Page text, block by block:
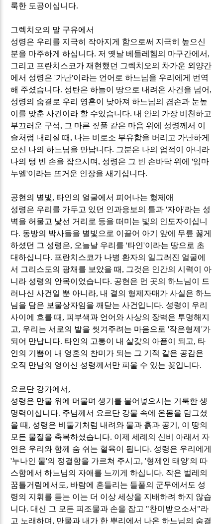
룩한 도공이십니다.
그렉치오의 말 구유에서
성령은 우리를 지극히 작아지게 함으로써 지극히 높으신
분을 마주하게 하십니다. 저 옛날 베들레헴의 마구간에서 ,
그리고 프란치스코가 재현했던 그렉치오의 차가운 외양간
에서 성령은'가난'이라는 언어로 하느님을 우리에게 번역
해 주셨습니다. 성탄은 하늘이 땅으로 내려온 사건을 넘어 ,
성령의 숨결로 우리 영혼이 낮아져 하느님의 겸손과 눈높
이를 맞춘 사건이라 할 수있습니다. 내 안의 가장 비천하고
부끄러운 구석, 그 마른 짚풀 같은 마음 위에 성령께서 이
슬처럼 내리실 때 , 나는 비로소 부유함을 버리고 가난하게
오신 나의 하느님을 만납니다. 그분은 나의 업적이 아니라
나의 텅 빈 손을 잡으시며 , 성령은 그 빈 손바닥 위에'임마
누엘'이라는 뜨거운 인장을 새기십니다.
공현의 별빛, 타인의 얼굴에서 피어나는 형제애
성령은 우리를 가두고 있던 인과응보의 틀과'자아'라는 성
벽을 허물고 낯선 거리로 등을 떠미는 빛의 인도자이십니
다. 동방의 박사들을 별빛으로 이끌어 아기 앞에 무릎 꿇게
하셨던 그 성령은, 오늘날 우리를'타인'이라는 땅으로 초
대하십니다. 프란치스코가 나병 환자의 일그러진 얼굴에
서 그리스도의 광채를 보았을 때 , 그것은 인간의 시력이 아
니라 성령의 안목이었습니다. 공현은 먼 곳의 하느님이 드
러나신 사건일 뿐 아니라, 내 곁의 형제자매가 사실은 하느
님을 담은 보물상자임을 깨닫는 사건입니다. 성령이 우리
사이에 흐를 때 , 피부색과 언어와 사상의 장벽은 투명해지
고, 우리는 서로의 발을 씻겨주려는 마음으로'작은형제'가
되어 만납니다. 타인의 고통이 내 살갗의 아픔이 되고, 타
인의 기쁨이 내 영혼의 찬미가 되는 그 기적 같은 공감은
오직 만남의 영이신 성령께서만 피울 수 있는 꽃입니다.
요르단 강가에서 ,
성령은 만물 위에 머물며 생기를 불어넣으시는 거룩한 생
명력이십니다. 주님께서 요르단 강물 속에 온몸을 담그셨
을 때 , 성령은 비둘기처럼 내려와 물과 흙과 공기 , 이 땅의
모든 물질을 축복하셨습니다. 이제 세례의 신비 아래서 자
연은 우리와 함께 숨 쉬는 혈육이 됩니다. 성령은 우리에게
'누나인 물'의 정결함을 가르쳐 주시고, '형제인 태양'의 따
스함에서 하느님의 자애를 느끼게 하십니다. 작은 벌레의
꿈틀거림에서도, 바람에 흔들리는 들풀의 군무에서도 성
령의 지휘를 듣는 이는 더 이상 세상을 지배하려 하지 않습
니다.대신 그 모든 피조물과 손을 잡고 "찬미받으소서 "라
고 노래하며 , 만물과 내가 한 뿌리에서 나온 하느님의 숨결